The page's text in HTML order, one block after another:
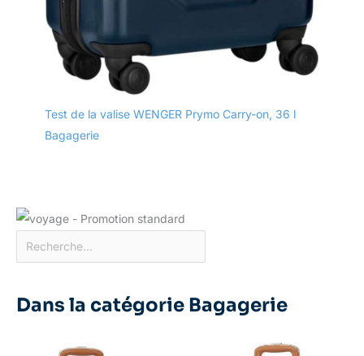
Test de la valise WENGER Prymo Carry-on, 36 l
Bagagerie
Dans la catégorie Bagagerie